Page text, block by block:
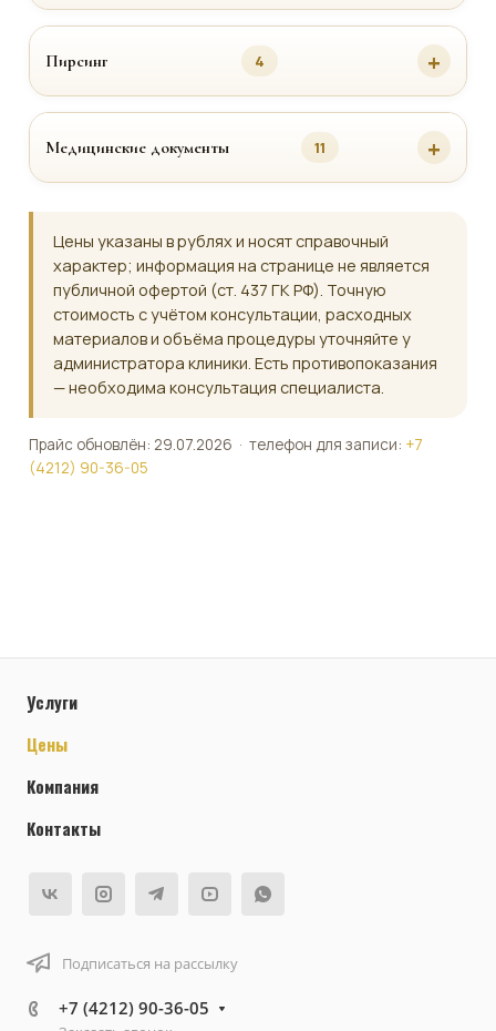
Пирсинг 4
Медицинские документы 11
Цены указаны в рублях и носят справочный
характер; информация на странице не является
публичной офертой (ст. 437 ГК РФ). Точную
стоимость с учётом консультации, расходных
материалов и объёма процедуры уточняйте у
администратора клиники. Есть противопоказания
— необходима консультация специалиста.
Прайс обновлён: 29.07.2026 · телефон для записи: +7
(4212) 90-36-05
Услуги
Цены
Компания
Контакты
Подписаться на рассылку
+7 (4212) 90-36-05